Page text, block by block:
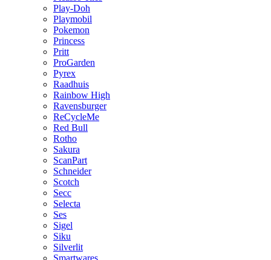
Play-Doh
Playmobil
Pokemon
Princess
Pritt
ProGarden
Pyrex
Raadhuis
Rainbow High
Ravensburger
ReCycleMe
Red Bull
Rotho
Sakura
ScanPart
Schneider
Scotch
Secc
Selecta
Ses
Sigel
Siku
Silverlit
Smartwares